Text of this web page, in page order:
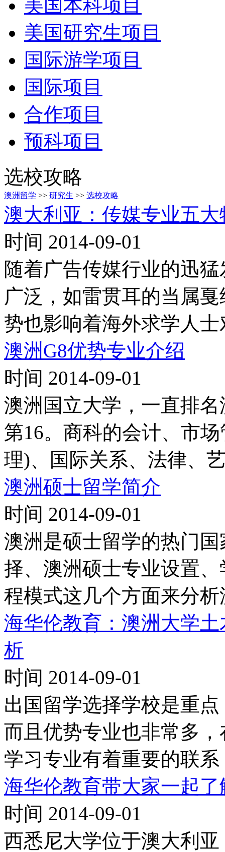
美国本科项目
美国研究生项目
国际游学项目
国际项目
合作项目
预科项目
选校攻略
澳洲留学 >> 研究生 >> 选校攻略
澳大利亚：传媒专业五
时间 2014-09-01
随着广告传媒行业的迅
广泛，如雷贯耳的当属
势也影响着海外求学人
澳洲G8优势专业介绍
时间 2014-09-01
澳洲国立大学，一直排
第16。商科的会计、市
理)、国际关系、法律、
澳洲硕士留学简介
时间 2014-09-01
澳洲是硕士留学的热门
择、澳洲硕士专业设置
程模式这几个方面来分
海华伦教育：澳洲大学
析
时间 2014-09-01
出国留学选择学校是重
而且优势专业也非常多
学习专业有着重要的联
海华伦教育带大家一起
时间 2014-09-01
西悉尼大学位于澳大利